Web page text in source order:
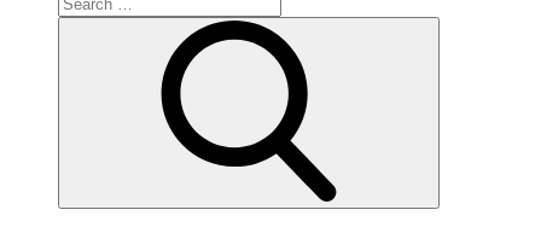
for: